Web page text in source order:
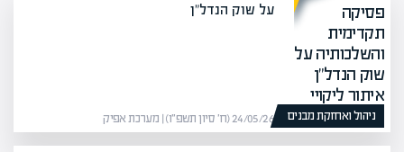
ניהול ואחזקת מבנים
על שוק הנדל"ן
24/05/26 (ח׳ סיון תשפ״ו) | מערכת אפיק